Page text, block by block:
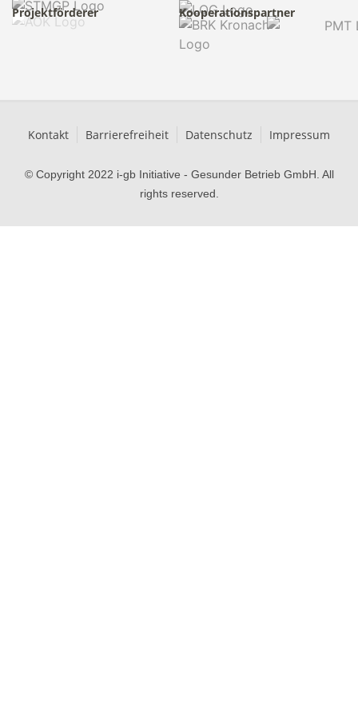
Projektförderer Kooperationspartner
© Copyright 2022 i-gb Initiative - Gesunder Betrieb GmbH. All
rights reserved.
Kontakt Barrierefreiheit Datenschutz Impressum